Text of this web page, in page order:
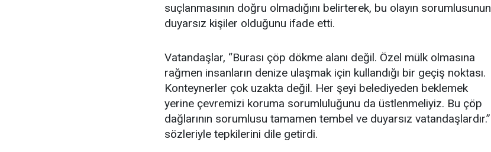
suçlanmasının doğru olmadığını belirterek, bu olayın sorumlusunun
duyarsız kişiler olduğunu ifade etti.
Vatandaşlar, “Burası çöp dökme alanı değil. Özel mülk olmasına
rağmen insanların denize ulaşmak için kullandığı bir geçiş noktası.
Konteynerler çok uzakta değil. Her şeyi belediyeden beklemek
yerine çevremizi koruma sorumluluğunu da üstlenmeliyiz. Bu çöp
dağlarının sorumlusu tamamen tembel ve duyarsız vatandaşlardır.”
sözleriyle tepkilerini dile getirdi.